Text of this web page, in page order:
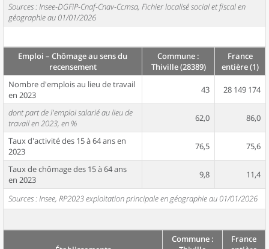
Sources : Insee-DGFiP-Cnaf-Cnav-Ccmsa, Fichier localisé social et fiscal en
géographie au 01/01/2026
Emploi – Chômage au sens du
recensement
Commune :
Thiville (28389)
France
entière (1)
Nombre d'emplois au lieu de travail
en 2023
43 28 149 174
dont part de l'emploi salarié au lieu de
travail en 2023, en %
62,0 86,0
Taux d'activité des 15 à 64 ans en
2023
76,5 75,6
Taux de chômage des 15 à 64 ans
en 2023
9,8 11,4
Sources : Insee, RP2023 exploitation principale en géographie au 01/01/2026
Commune :
France